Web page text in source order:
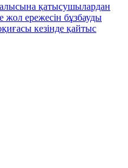
қатысушылардан
жол ережесін бұзбауды
кезінде қайтыс